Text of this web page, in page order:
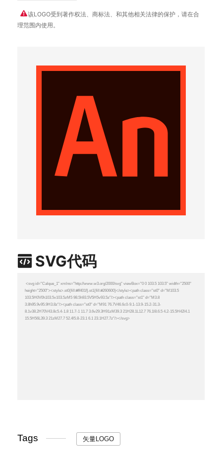
该LOGO受到著作权法、商标法、和其他相关法律的保护，请在合
理范围内使用。
SVG代码
Tags 矢量LOGO